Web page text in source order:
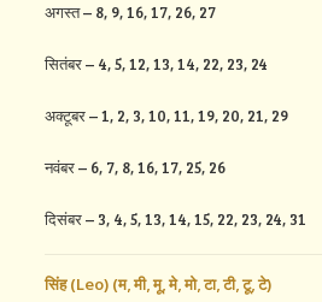
अगस्त – 8, 9, 16, 17, 26, 27
सितंबर – 4, 5, 12, 13, 14, 22, 23, 24
अक्टूबर – 1, 2, 3, 10, 11, 19, 20, 21, 29
नवंबर – 6, 7, 8, 16, 17, 25, 26
दिसंबर – 3, 4, 5, 13, 14, 15, 22, 23, 24, 31
सिंह (Leo) (म,मी,मू,मे,मो,टा,टी,टू,टे)